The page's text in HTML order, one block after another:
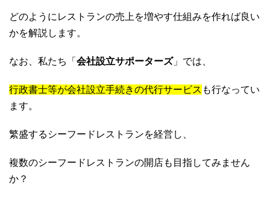
どのようにレストランの売上を増やす仕組みを作れば良い
かを解説します。
なお、私たち「 会社設立サポーターズ」では、
行政書士等が会社設立手続きの代行サービス も行なってい
ます。
繁盛するシーフードレストランを経営し、
複数のシーフードレストランの開店も目指してみません
か？